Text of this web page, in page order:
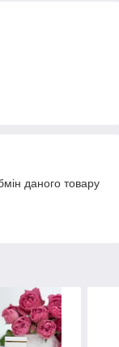
даного товару